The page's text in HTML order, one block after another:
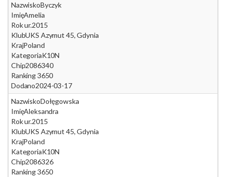
NazwiskoByczyk
ImięAmelia
Rok ur.2015
KlubUKS Azymut 45, Gdynia
KrajPoland
KategoriaK10N
Chip2086340
Ranking 3650
Dodano2024-03-17
NazwiskoDołęgowska
ImięAleksandra
Rok ur.2015
KlubUKS Azymut 45, Gdynia
KrajPoland
KategoriaK10N
Chip2086326
Ranking 3650